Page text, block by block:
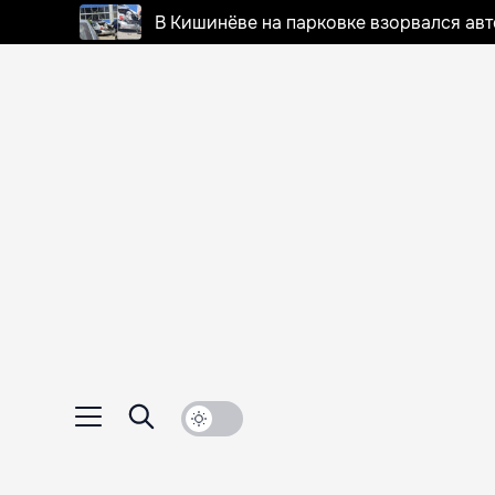
В Кишинёве на парковке взорвался